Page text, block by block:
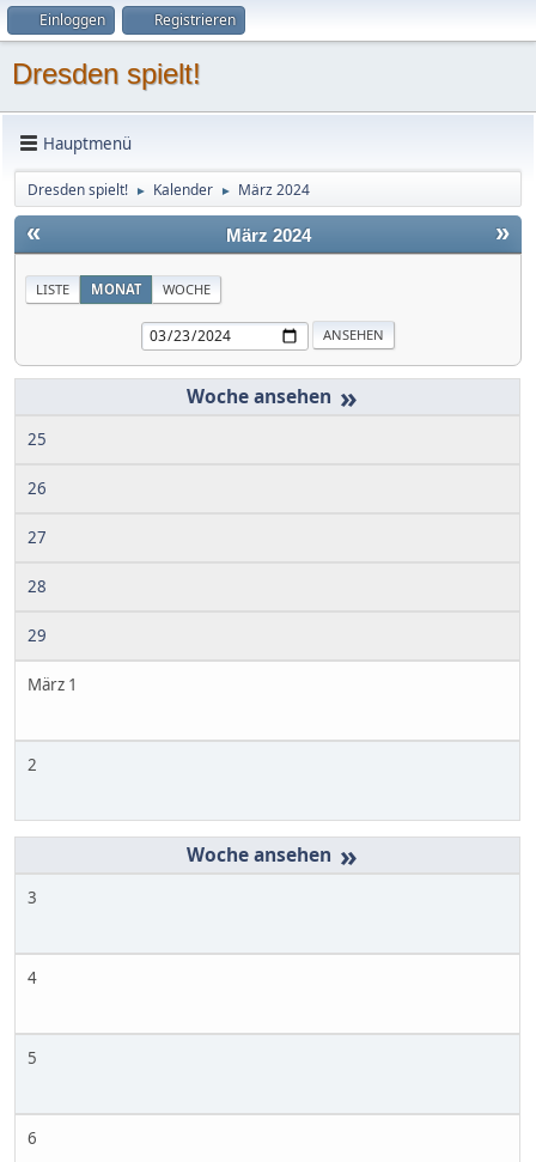
Einloggen Registrieren
Dresden spielt!
Hauptmenü
Dresden spielt! ► Kalender ► März 2024
« »
März 2024
LISTE MONAT WOCHE
»
25
26
27
28
29
März 1
2
»
3
4
5
6